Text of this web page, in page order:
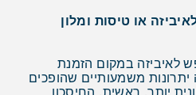
או טיסות ומלון
לאיביזה במקום הזמנת
יתרונות משמעותיים שהופכים
יותר. ראשית, החיסכון